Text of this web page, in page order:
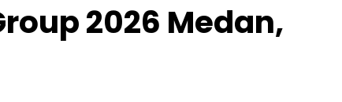
2026 Medan,